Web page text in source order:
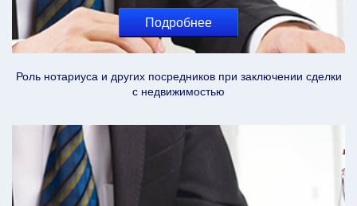
Подробнее
Роль нотариуса и других посредников при заключении сделки
с недвижимостью